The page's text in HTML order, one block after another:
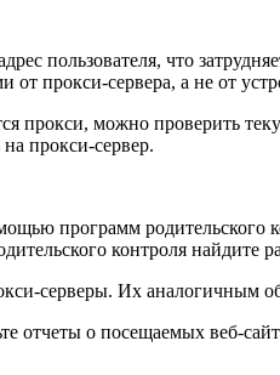
пользователя, что
от прокси-сервера, а не от
прокси, можно проверить
прокси-сервер.
программ родительского
контроля найдите
серверы. Их аналогичным
отчеты о посещаемых веб-